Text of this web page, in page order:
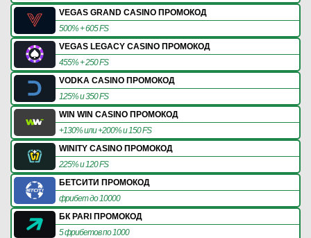
VEGAS GRAND CASINO ПРОМОКОД
500% + 605 FS
VEGAS LEGACY CASINO ПРОМОКОД
455% + 250 FS
VODKA CASINO ПРОМОКОД
125% и 350 FS
WIN WIN CASINO ПРОМОКОД
+130% или +200% и 150 FS
WINITY CASINO ПРОМОКОД
225% и 120 FS
БЕТСИТИ ПРОМОКОД
фрибет до 10000
БК PARI ПРОМОКОД
5 фрибетов по 1000